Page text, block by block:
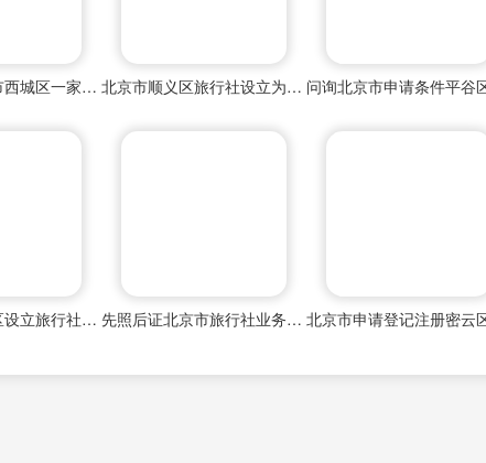
如何开设北京市西城区一家旅行社 北京市顺义区旅行社设立为业务经营许可指南
北京市门头沟区设立旅行社需要满足哪些条件 先照后证北京市旅行社业务经营许可证